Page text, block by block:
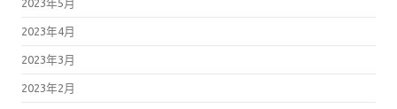
2023年5月
2023年4月
2023年3月
2023年2月